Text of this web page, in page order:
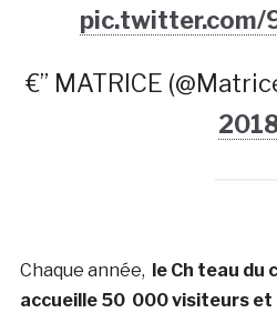
pic.twitter.com/
€” MATRICE
Chaque année,
le Ch teau du
accueille 50 000 visiteurs et